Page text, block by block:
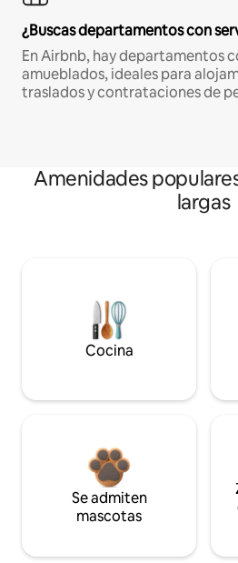
¿Buscas departamentos con
En Airbnb, hay departamentos
amueblados, ideales para
traslados y contrataciones de
Amenidades
largas
Cocina
Se admiten
mascotas